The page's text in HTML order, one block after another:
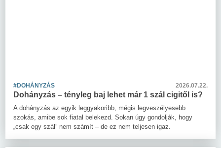
#DOHÁNYZÁS 2026.07.22.
Dohányzás – tényleg baj lehet már 1 szál cigitől is?
A dohányzás az egyik leggyakoribb, mégis legveszélyesebb
szokás, amibe sok fiatal belekezd. Sokan úgy gondolják, hogy
„csak egy szál” nem számít – de ez nem teljesen igaz.